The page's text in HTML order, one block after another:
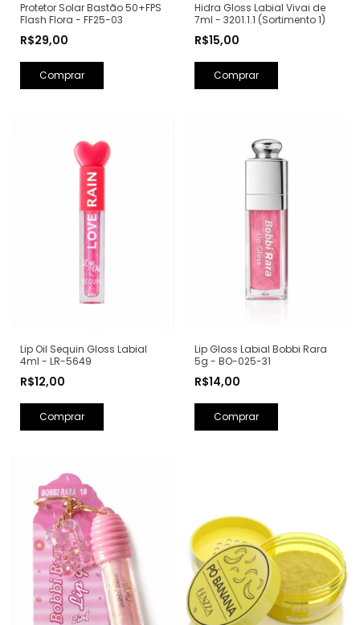
Protetor Solar Bastão 50+FPS
Flash Flora - FF25-03
R$29,00
Hidra Gloss Labial Vivai de
7ml - 3201.1.1 (Sortimento 1)
R$15,00
Comprar
Lip Oil Sequin Gloss Labial
4ml - LR-5649
R$12,00
Lip Gloss Labial Bobbi Rara
5g - BO-025-31
R$14,00
Comprar